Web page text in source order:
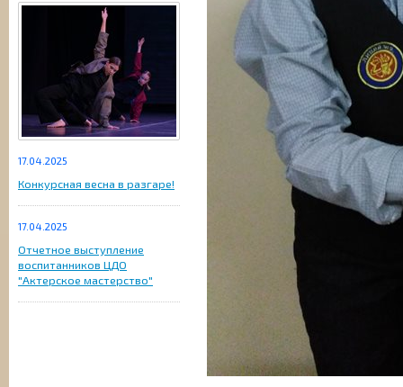
17.04.2025
Конкурсная весна в разгаре!
17.04.2025
Отчетное выступление
воспитанников ЦДО
"Актерское мастерство"